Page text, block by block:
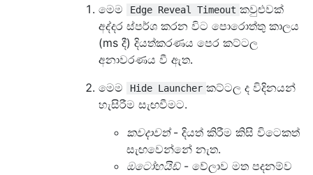
මෙම Edge Reveal Timeout කවුළුවක්
අද්දර ස්පර්ශ කරන විට පොරොත්තු කාලය
(ms දී) දියත්කරණය පෙර කට්ටල
අනාවරණය වී ඇත.
මෙම
Hide Launcher කට්ටල ද විදිනයන්
හැසිරීම සැඟවීමට.
කවදාවත්- දියත් කිරීම කිසි විටෙකත්
සැඟවෙන්නේ නැත.
ඔටෝහයිඩ්- වේලාව මත පදනම්ව